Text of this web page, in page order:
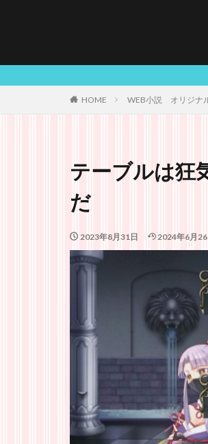
HOME WEB小説 オリジナ
テーブルは狂
だ
2023年8月31日 2024年6月26